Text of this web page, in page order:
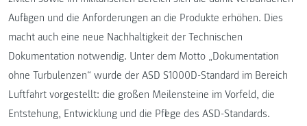
Auflagen und die Anforderungen an die Produkte erhöhen. Dies
macht auch eine neue Nachhaltigkeit der Technischen
Dokumentation notwendig. Unter dem Motto „Dokumentation
ohne Turbulenzen“ wurde der ASD S1000D-Standard im Bereich
Luftfahrt vorgestellt: die großen Meilensteine im Vorfeld, die
Entstehung, Entwicklung und die Pflege des ASD-Standards.